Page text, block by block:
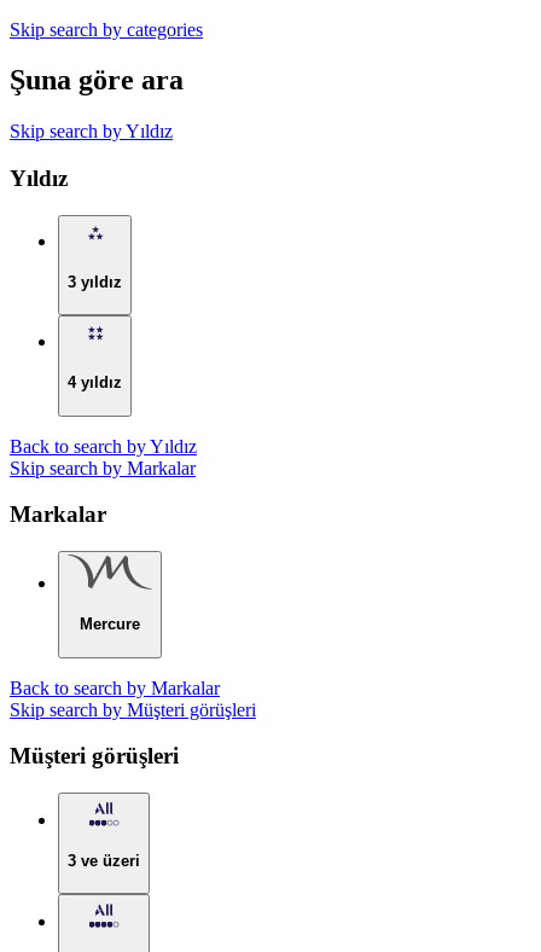
Skip search by categories
Şuna göre ara
Skip search by Yıldız
Yıldız
3 yıldız
4 yıldız
Back to search by Yıldız
Skip search by Markalar
Markalar
Mercure
Back to search by Markalar
Skip search by Müşteri görüşleri
Müşteri görüşleri
3 ve üzeri